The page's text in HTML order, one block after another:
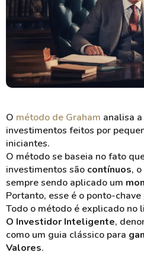
O método de Graham analisa
investimentos feitos por
iniciantes.
O método se baseia no fato
investimentos são contínuos,
sempre sendo aplicado um
Portanto, esse é o ponto-
Todo o método é explicado no
O Investidor Inteligente,
como um guia clássico para
Valores.